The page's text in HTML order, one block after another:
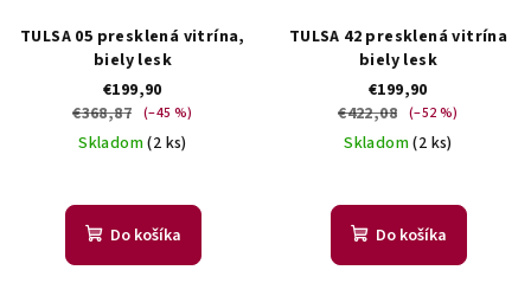
o
TULSA 05 presklená vitrína,
biely lesk
€199,90
€368,87 (–45 %)
Skladom(2 ks)
Do košíka
TULSA 42 presklená vitrína
biely lesk
€199,90
€422,08 (–52 %)
Skladom(2 ks)
Do košíka